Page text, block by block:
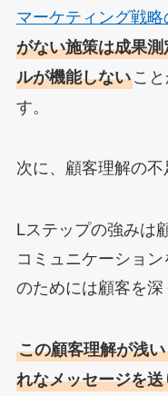
マーケティング戦
がない施策は成果
ルが機能しないこ
す。
次に、顧客理解の不
Lステップの強みは
コミュニケーショ
のためには顧客を深
この顧客理解が浅
れなメッセージを